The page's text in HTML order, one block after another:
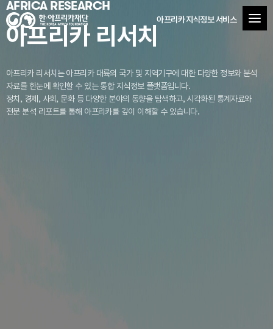
아프리카 지식정보 서비스
AFRICA RESEARCH
아프리카 리서치
아프리카 리서치는 아프리카 대륙의 국가 및 지역기구에 대한 다양한 정보와 분석
자료를 한눈에 확인할 수 있는 통합 지식정보 플랫폼입니다.
정치, 경제, 사회, 문화 등 다양한 분야의 동향을 탐색하고, 시각화된 통계자료와
전문 분석 리포트를 통해 아프리카를 깊이 이해할 수 있습니다.